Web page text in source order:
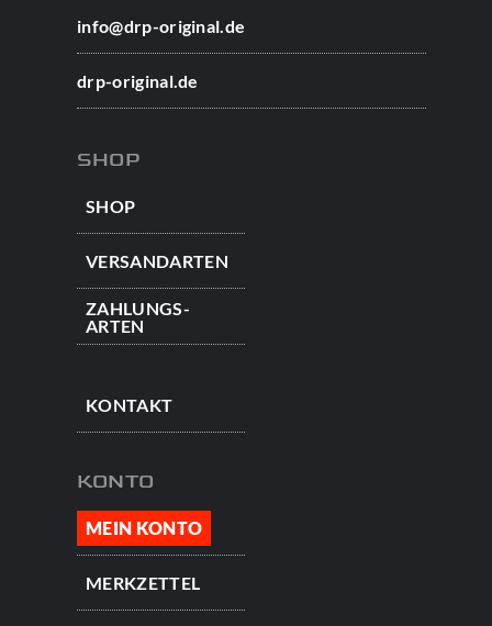
info@drp-original.de
drp-original.de
SHOP
SHOP
VERSAND­ARTEN
ZAHLUNGS­
ARTEN
KONTAKT
KONTO
MEIN KONTO
MERKZETTEL